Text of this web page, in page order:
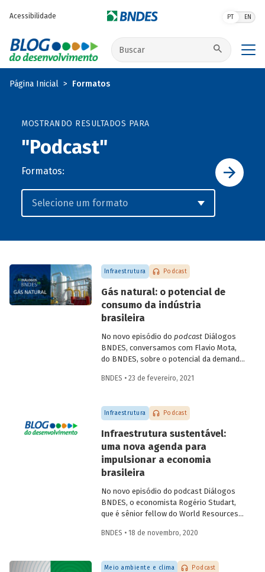
Acessibilidade PT EN
Buscar no site
Página Inicial Formatos
MOSTRANDO RESULTADOS PARA
"Podcast"
Formatos:
Infraestrutura Podcast
Gás natural: o potencial de
consumo da indústria
brasileira
No novo episódio do podcastDiálogos
BNDES, conversamos com Flavio Mota,
do BNDES, sobre o potencial da demanda
conversa passa pela indústria química,
diretora de Economia e Estatística da
Abiquim, e pela siderurgia, com
participação de José Carlos D’Abreu,
conselheiro da ABM e professor emérito
da PUC-Rio e do IME, e Marco Polo de
Mello Lopes, presidente-executivo do
Instituto Aço Brasil.
BNDES • 23 de fevereiro, 2021
Infraestrutura Podcast
Infraestrutura sustentável:
uma nova agenda para
impulsionar a economia
brasileira
No novo episódio do podcast Diálogos
BNDES, o economista Rogério Studart,
que é sênior fellow do World Resources
Infraestrutura, Concessões e PPPs do
infraestrutura sustentável e conversam
sobre como os investimentos nessa área
BNDES • 18 de novembro, 2020
Meio ambiente e clima Podcast